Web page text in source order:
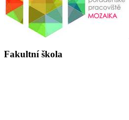
Fakultní škola